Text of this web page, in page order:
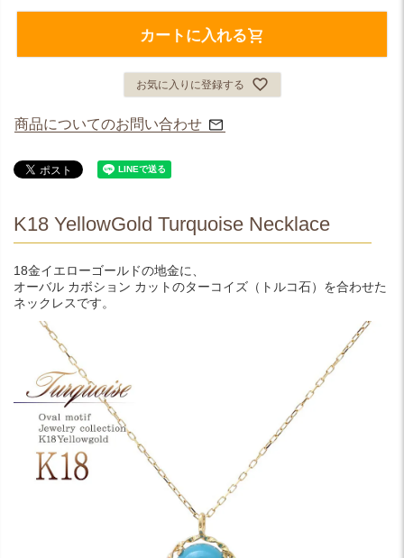
カートに入れる
お気に入りに登録する
商品についてのお問い合わせ
K18 YellowGold Turquoise Necklace
18金イエローゴールドの地金に、
オーバル カボション カットのターコイズ（トルコ石）を合わせた
ネックレスです。